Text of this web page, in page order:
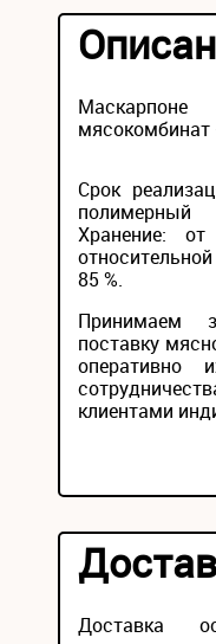
Срок
Хранение:
85 %.
Принимаем
поставку
оперативно
клиентами
Доставка